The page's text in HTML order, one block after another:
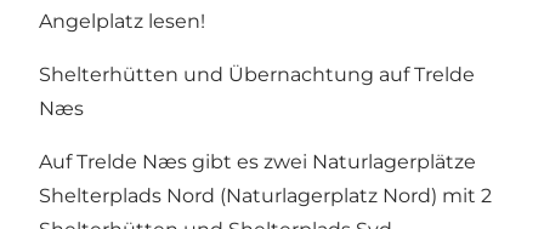
Angelplatz lesen!
Shelterhütten und Übernachtung auf Trelde
Næs
Auf Trelde Næs gibt es zwei Naturlagerplätze
Shelterplads Nord (Naturlagerplatz Nord) mit 2